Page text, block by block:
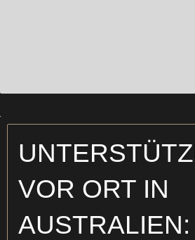
VOR ORT IN
AUSTRALIEN: